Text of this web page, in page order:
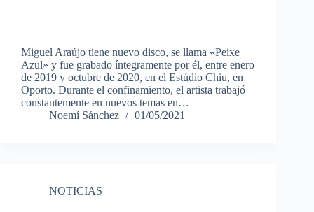
Miguel Araújo tiene nuevo disco, se llama «Peixe
Azul» y fue grabado íntegramente por él, entre enero
de 2019 y octubre de 2020, en el Estúdio Chiu, en
Oporto. Durante el confinamiento, el artista trabajó
constantemente en nuevos temas en…
Noemí Sánchez
01/05/2021
NOTICIAS